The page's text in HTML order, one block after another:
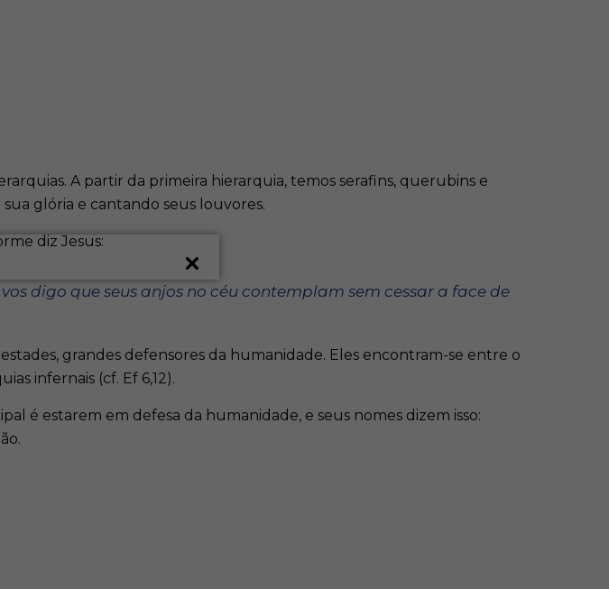
A partir da primeira hierarquia, temos serafins, querubins e
glória e cantando seus louvores.
diz Jesus:
digo que seus anjos no céu contemplam sem cessar a face de
grandes defensores da humanidade. Eles encontram-se entre o
infernais (cf. Ef 6,12).
é estarem em defesa da humanidade, e seus nomes dizem isso: